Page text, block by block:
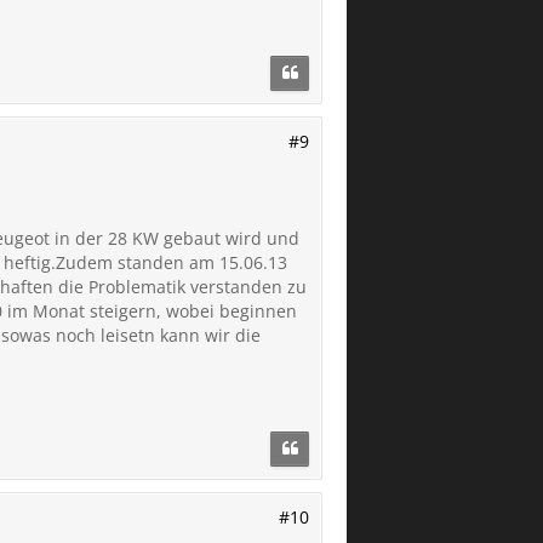
#9
in der 28 KW gebaut wird und
standen am 15.06.13
die Problematik verstanden zu
Monat steigern, wobei beginnen
noch leisetn kann wir die
#10